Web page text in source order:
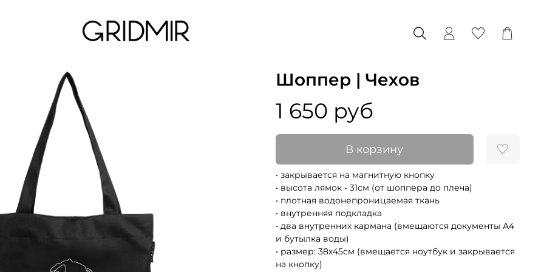
Шоппер | Чехов
1 650 руб
В корзину
• закрывается на магнитную кнопку
• высота лямок - 31см (от шоппера до плеча)
• плотная водонепроницаемая ткань
• внутренняя подкладка
• два внутренних кармана (вмещаются документы А4
и бутылка воды)
• размер: 38х45см (вмещается ноутбук и закрывается
на кнопку)